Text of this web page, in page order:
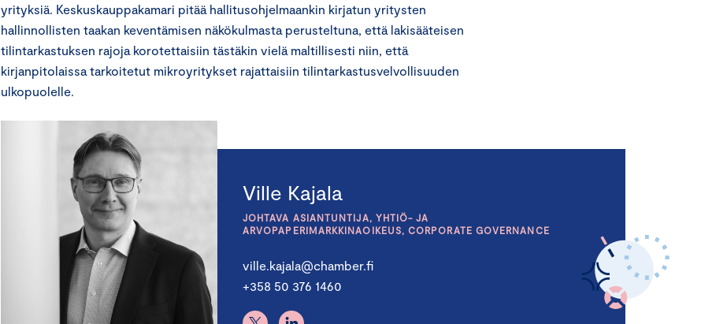
yrityksiä. Keskuskauppakamari pitää hallitusohjelmaankin kirjatun yritysten
hallinnollisten taakan keventämisen näkökulmasta perusteltuna, että lakisääteisen
tilintarkastuksen rajoja korotettaisiin tästäkin vielä maltillisesti niin, että
kirjanpitolaissa tarkoitetut mikroyritykset rajattaisiin tilintarkastusvelvollisuuden
ulkopuolelle.
Ville Kajala
JOHTAVA ASIANTUNTIJA, YHTIÖ- JA
ARVOPAPERIMARKKINAOIKEUS, CORPORATE GOVERNANCE
ville.kajala@chamber.fi
+358 50 376 1460